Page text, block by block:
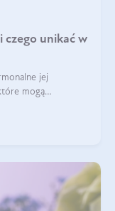
czego unikać w
jej
mogą